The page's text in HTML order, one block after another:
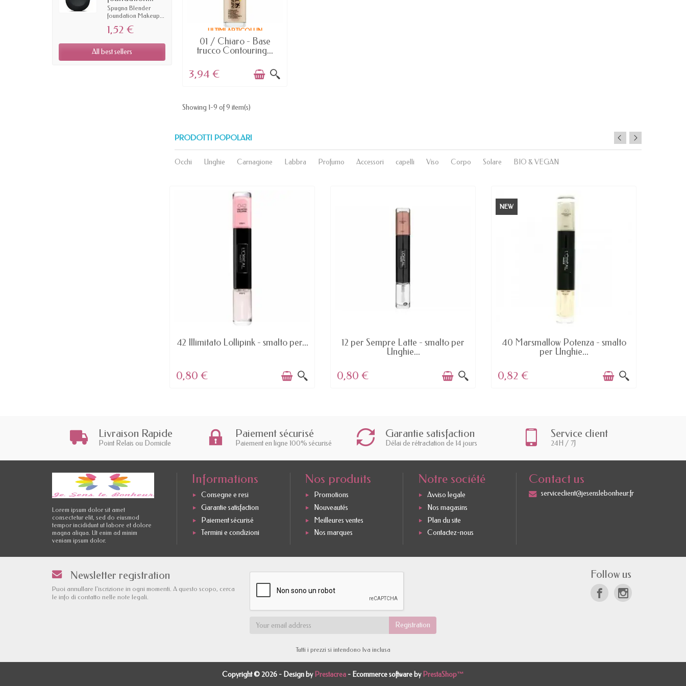
Spugna Blender
foundation Makeup...
1,52 €
All best sellers
ULTIMI ARTICOLI IN
MAGAZZINO
01 / Chiaro - Base
trucco Contouring...
3,94 €
Showing 1-9 of 9 item(s)
PRODOTTI POPOLARI
Occhi Unghie Carnagione Labbra Profumo Accessori capelli Viso Corpo Solare BIO & VEGAN
42 Illimitato Lollipink - smalto per...
0,80 €
12 per Sempre Latte - smalto per
Unghie...
0,80 €
NEW
40 Marsmallow Potenza - smalto
per Unghie...
0,82 €
Livraison Rapide
Point Relais ou Domicile
Paiement sécurisé
Paiement en ligne 100% sécurisé
Garantie satisfaction
Délai de rétractation de 14 jours
Service client
24H / 7J
Lorem ipsum dolor sit amet
consectetur elit, sed do eiusmod
tempor incididunt ut labore et dolore
magna aliqua. Ut enim ad minim
veniam ipsum dolor.
Informations
Consegne e resi
Garantie satisfaction
Paiement sécurisé
Termini e condizioni
Nos produits
Promotions
Nouveautés
Meilleures ventes
Nos marques
Notre société
Avviso legale
Nos magasins
Plan du site
Contactez-nous
Contact us
serviceclient@jesenslebonheur.fr
Newsletter registration
Puoi annullare l'iscrizione in ogni momenti. A questo scopo, cerca
le info di contatto nelle note legali.
Follow us
Tutti i prezzi si intendono Iva inclusa
Copyright © 2026 - Design byPrestacrea - Ecommerce software byPrestaShop™